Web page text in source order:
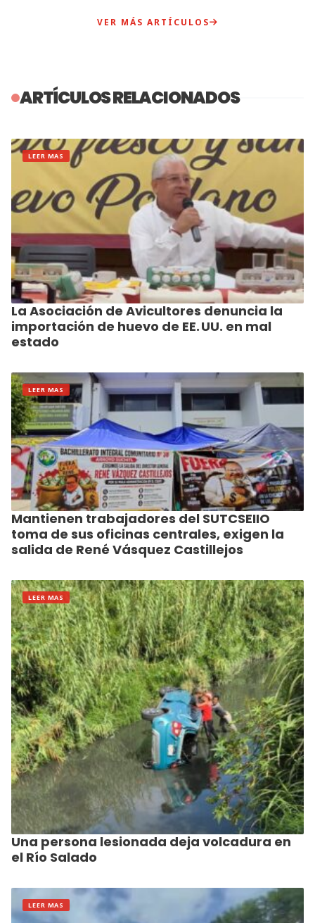
VER MÁS ARTÍCULOS
ARTÍCULOS RELACIONADOS
LEER MAS
La Asociación de Avicultores denuncia la
importación de huevo de EE. UU. en mal
estado
LEER MAS
Mantienen trabajadores del SUTCSEIIO
toma de sus oficinas centrales, exigen la
salida de René Vásquez Castillejos
LEER MAS
Una persona lesionada deja volcadura en
el Río Salado
LEER MAS